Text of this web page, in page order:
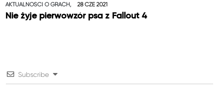
AKTUALNOŚCI O GRACH, 28 CZE 2021
Nie żyje pierwowzór psa z Fallout 4
Subscribe